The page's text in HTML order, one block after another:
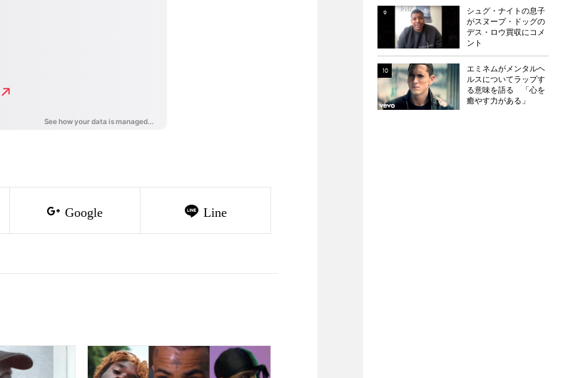
Google Line
ついて語る
シュグ・ナイトの息子
がスヌープ・ドッグの
デス・ロウ買収にコメ
ント
エミネムがメンタルヘ
ルスについてラップす
る意味を語る 「心を
癒やす力がある」